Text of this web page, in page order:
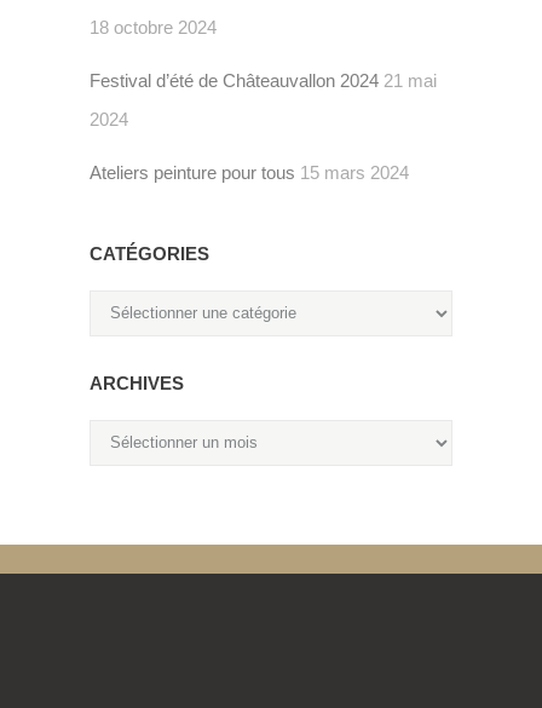
18 octobre 2024
Festival d’été de Châteauvallon 2024 21 mai
2024
Ateliers peinture pour tous 15 mars 2024
CATÉGORIES
ARCHIVES